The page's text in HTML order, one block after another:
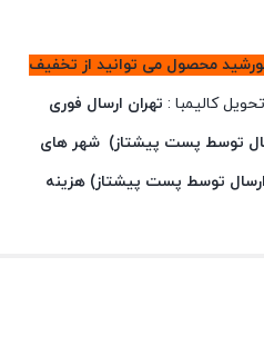
محصول می توانید از تخفیف
کالیمبا : تهران ارسال فوری
توسط پست پیشتاز) شهر های
توسط پست پیشتاز) هزینه